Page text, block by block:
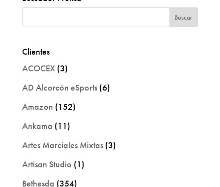
Clientes
ACOCEX(3)
AD Alcorcón eSports(6)
Amazon (152)
Ankama (11)
Artes Marciales Mixtas(3)
Artisan Studio (1)
Bethesda (354)